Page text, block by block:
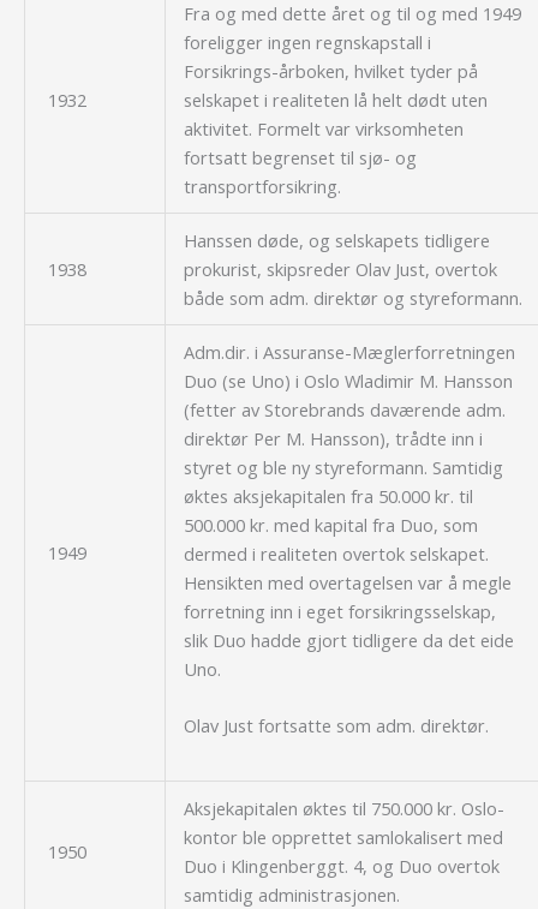
1932
Fra og med dette året og til og med 1949
foreligger ingen regnskapstall i
Forsikrings-årboken, hvilket tyder på
selskapet i realiteten lå helt dødt uten
aktivitet. Formelt var virksomheten
fortsatt begrenset til sjø- og
transportforsikring.
1938
Hanssen døde, og selskapets tidligere
prokurist, skipsreder Olav Just, overtok
både som adm. direktør og styreformann.
1949
Adm.dir. i Assuranse-Mæglerforretningen
Duo (se Uno) i Oslo Wladimir M. Hansson
(fetter av Storebrands daværende adm.
direktør Per M. Hansson), trådte inn i
styret og ble ny styreformann. Samtidig
øktes aksjekapitalen fra 50.000 kr. til
500.000 kr. med kapital fra Duo, som
dermed i realiteten overtok selskapet.
Hensikten med overtagelsen var å megle
forretning inn i eget forsikringsselskap,
slik Duo hadde gjort tidligere da det eide
Uno.
Olav Just fortsatte som adm. direktør.
1950
Aksjekapitalen øktes til 750.000 kr. Oslo-
kontor ble opprettet samlokalisert med
Duo i Klingenberggt. 4, og Duo overtok
samtidig administrasjonen.